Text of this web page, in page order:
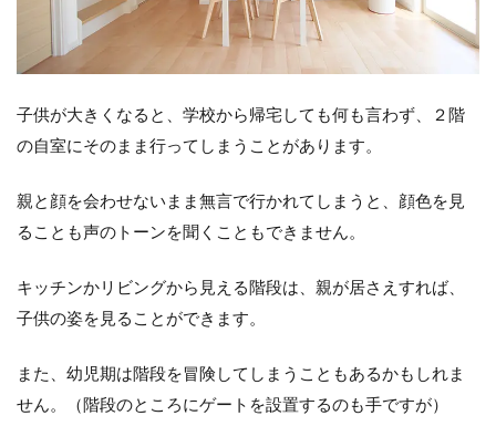
子供が大きくなると、学校から帰宅しても何も言わず、２階
の自室にそのまま行ってしまうことがあります。
親と顔を会わせないまま無言で行かれてしまうと、顔色を見
ることも声のトーンを聞くこともできません。
キッチンかリビングから見える階段は、親が居さえすれば、
子供の姿を見ることができます。
また、幼児期は階段を冒険してしまうこともあるかもしれま
せん。（階段のところにゲートを設置するのも手ですが）